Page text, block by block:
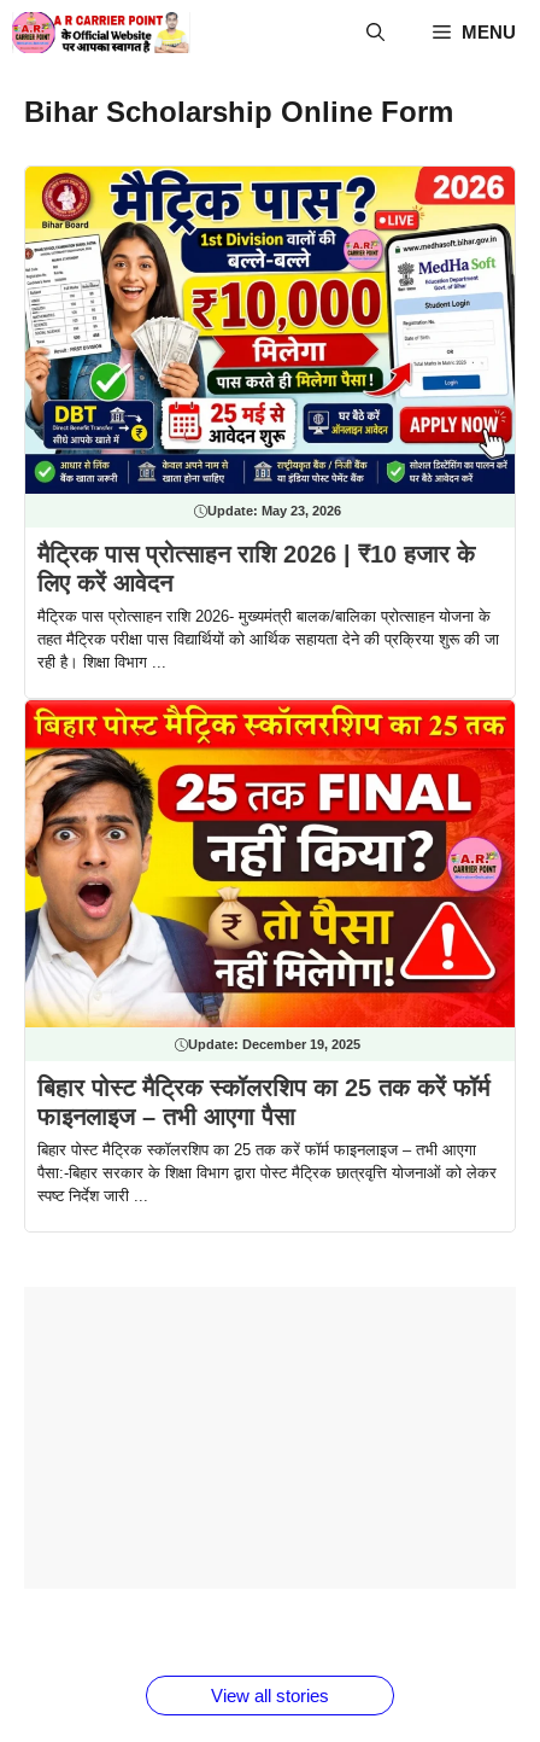
Skip
to
MENU
Bihar Scholarship Online Form
Update: May 23, 2026
मैट्रिक पास प्रोत्साहन राशि 2026 | ₹10 हजार के
लिए करें आवेदन
मैट्रिक पास प्रोत्साहन राशि 2026- मुख्यमंत्री बालक/बालिका प्रोत्साहन योजना के
तहत मैट्रिक परीक्षा पास विद्यार्थियों को आर्थिक सहायता देने की प्रक्रिया शुरू की जा
रही है। शिक्षा विभाग ...
Update: December 19, 2025
बिहार पोस्ट मैट्रिक स्कॉलरशिप का 25 तक करें फॉर्म
फाइनलाइज – तभी आएगा पैसा
बिहार पोस्ट मैट्रिक स्कॉलरशिप का 25 तक करें फॉर्म फाइनलाइज – तभी आएगा
पैसा:-बिहार सरकार के शिक्षा विभाग द्वारा पोस्ट मैट्रिक छात्रवृत्ति योजनाओं को लेकर
स्पष्ट निर्देश जारी ...
View all stories